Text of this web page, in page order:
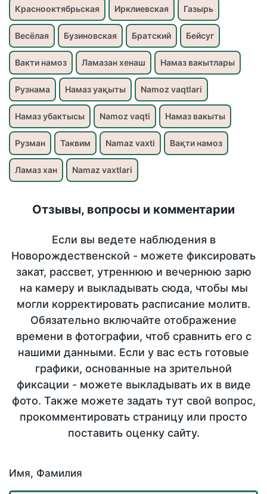
Краснооктябрьская Ирклиевская Газырь
Весёлая Бузиновская Братский Бейсуг
Вакти намоз Ламазан хенаш Намаз вакытлары
Рузнама Намаз уақыты Namoz vaqtlari
Намаз убактысы Namoz vaqti Намаз вакыты
Рузман Таквим Namaz vaxti Вақти намоз
Ламаз хан Namaz vaxtlari
Отзывы, вопросы и комментарии
Если вы ведете наблюдения в
Новорождественской - можете фиксировать
закат, рассвет, утреннюю и вечернюю зарю
на камеру и выкладывать сюда, чтобы мы
могли корректировать расписание молитв.
Обязательно включайте отображение
времени в фотографии, чтоб сравнить его с
нашими данными. Если у вас есть готовые
графики, основанные на зрительной
фиксации - можете выкладывать их в виде
фото. Также можете задать тут свой вопрос,
прокомментировать страницу или просто
поставить оценку сайту.
Имя, Фамилия